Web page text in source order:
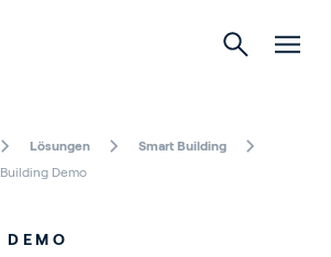
Lösungen
Smart Building
Demo